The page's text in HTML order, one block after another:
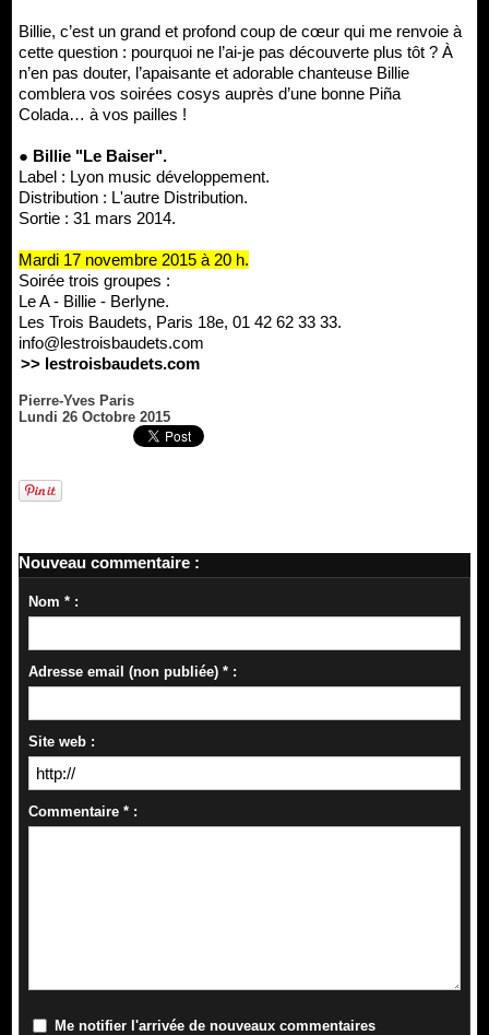
Billie, c’est un grand et profond coup de cœur qui me renvoie à
cette question : pourquoi ne l’ai-je pas découverte plus tôt ? À
n’en pas douter, l’apaisante et adorable chanteuse Billie
comblera vos soirées cosys auprès d’une bonne Piña
Colada… à vos pailles !
● Billie "Le Baiser".
Label : Lyon music développement.
Distribution : L'autre Distribution.
Sortie : 31 mars 2014.
Mardi 17 novembre 2015 à 20 h.
Soirée trois groupes :
Le A - Billie - Berlyne.
Les Trois Baudets, Paris 18e, 01 42 62 33 33.
info@lestroisbaudets.com
>> lestroisbaudets.com
Pierre-Yves Paris
Lundi 26 Octobre 2015
Nouveau commentaire :
Nom * :
Adresse email (non publiée) * :
Site web :
Commentaire * :
Me notifier l'arrivée de nouveaux commentaires